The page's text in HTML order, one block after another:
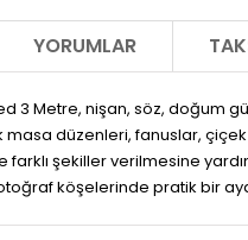
YORUMLAR
3 Metre, nişan, söz, doğum
düzenleri, fanuslar,
farklı şekiller verilmesine
köşelerinde pratik bir